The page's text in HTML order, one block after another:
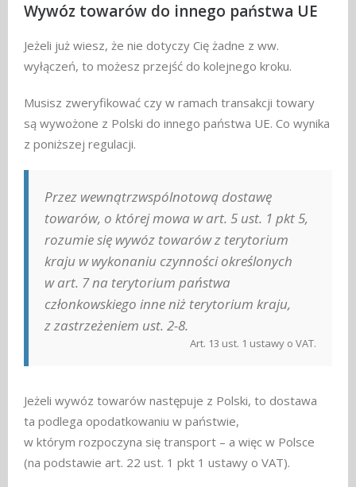
Wywóz towarów do innego państwa UE
Jeżeli już wiesz, że nie dotyczy Cię żadne z ww.
wyłączeń, to możesz przejść do kolejnego kroku.
Musisz zweryfikować czy w ramach transakcji towary
są wywożone z Polski do innego państwa UE. Co wynika
z poniższej regulacji.
Przez wewnątrzwspólnotową dostawę
towarów, o której mowa w art. 5 ust. 1 pkt 5,
rozumie się wywóz towarów z terytorium
kraju w wykonaniu czynności określonych
w art. 7 na terytorium państwa
członkowskiego inne niż terytorium kraju,
z zastrzeżeniem ust. 2-8.
Art. 13 ust. 1 ustawy o VAT.
Jeżeli wywóz towarów następuje z Polski, to dostawa
ta podlega opodatkowaniu w państwie,
w którym rozpoczyna się transport – a więc w Polsce
(na podstawie art. 22 ust. 1 pkt 1 ustawy o VAT).